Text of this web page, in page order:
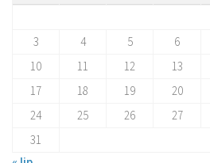
3
4 5 6
10
11 12 13
17
18 19 20
24
25 26 27
31